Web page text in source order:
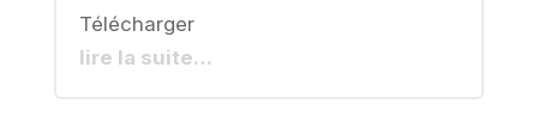
Télécharger
lire la suite…